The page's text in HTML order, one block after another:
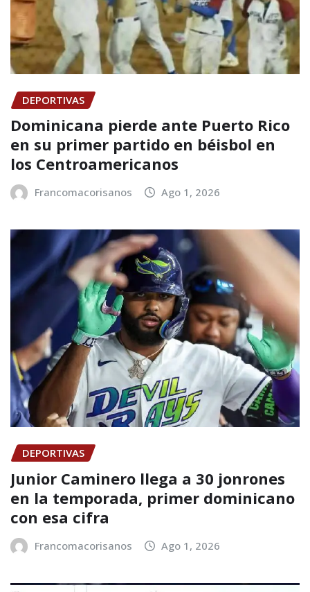
DEPORTIVAS
Dominicana pierde ante Puerto Rico
en su primer partido en béisbol en
los Centroamericanos
Francomacorisanos Ago 1, 2026
DEPORTIVAS
Junior Caminero llega a 30 jonrones
en la temporada, primer dominicano
con esa cifra
Francomacorisanos Ago 1, 2026